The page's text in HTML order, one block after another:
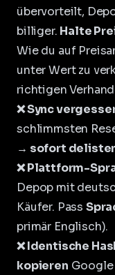
übervorteilt,
billiger. Halte
Wie du auf
unter Wert zu
richtigen
❌ Sync
schlimmsten
→ sofort
❌ Plattform-
Depop mit
Käufer. Pass
primär Englisch).
❌ Identische
kopieren